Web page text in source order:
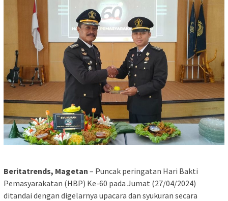
Beritatrends, Magetan – Puncak peringatan Hari Bakti
Pemasyarakatan (HBP) Ke-60 pada Jumat (27/04/2024)
ditandai dengan digelarnya upacara dan syukuran secara